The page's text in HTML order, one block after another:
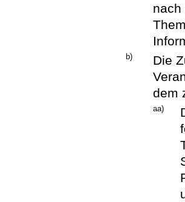
nach
b)
Die
dem
aa)